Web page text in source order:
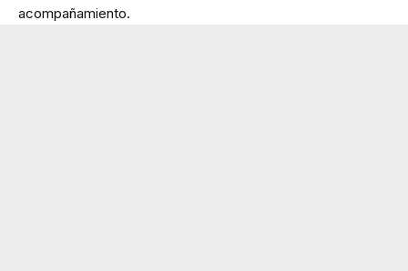
acompañamiento.